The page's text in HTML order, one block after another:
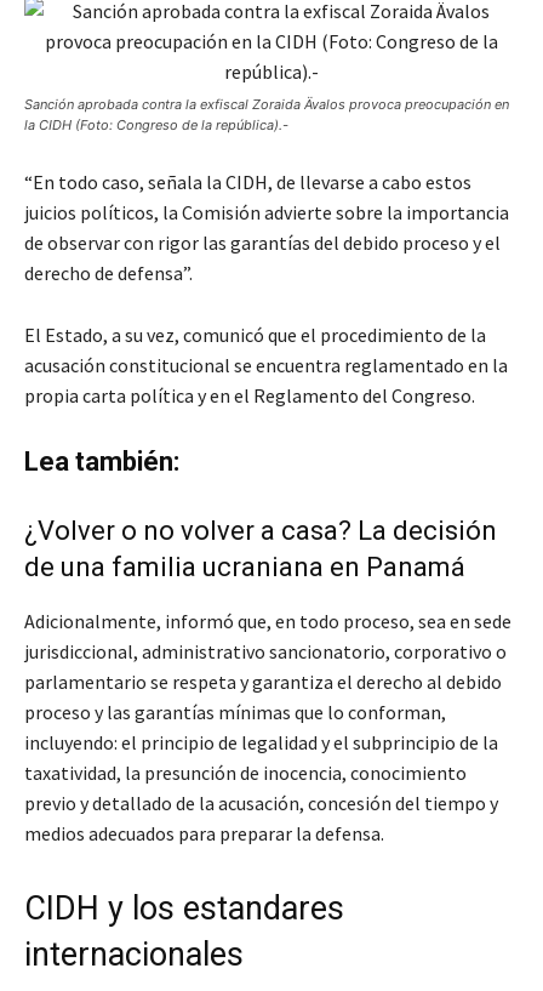
Sanción aprobada contra la exfiscal Zoraida Ävalos provoca preocupación en
la CIDH (Foto: Congreso de la república).-
“En todo caso, señala la CIDH, de llevarse a cabo estos
juicios políticos, la Comisión advierte sobre la importancia
de observar con rigor las garantías del debido proceso y el
derecho de defensa”.
El Estado, a su vez, comunicó que el procedimiento de la
acusación constitucional se encuentra reglamentado en la
propia carta política y en el Reglamento del Congreso.
Lea también:
¿Volver o no volver a casa? La decisión
de una familia ucraniana en Panamá
Adicionalmente, informó que, en todo proceso, sea en sede
jurisdiccional, administrativo sancionatorio, corporativo o
parlamentario se respeta y garantiza el derecho al debido
proceso y las garantías mínimas que lo conforman,
incluyendo: el principio de legalidad y el subprincipio de la
taxatividad, la presunción de inocencia, conocimiento
previo y detallado de la acusación, concesión del tiempo y
medios adecuados para preparar la defensa.
CIDH y los estandares
internacionales